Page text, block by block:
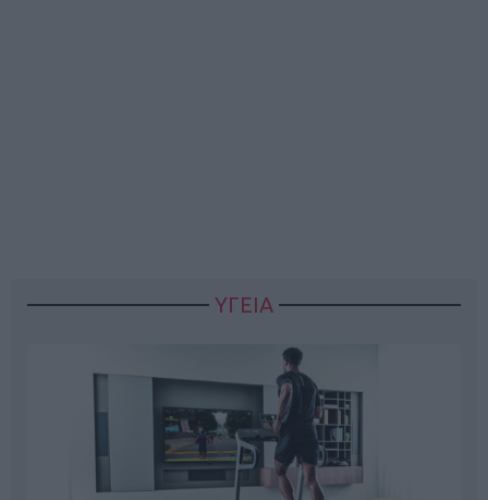
ΥΓΕΙΑ